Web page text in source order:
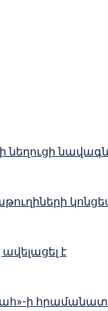
նեղուցի
է
ի